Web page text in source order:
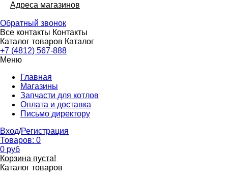
Адреса магазинов
Обратный звонок
Все контакты Контакты
Каталог товаров Каталог
+7 (4812) 567-888
Меню
Главная
Магазины
Запчасти для котлов
Оплата и доставка
Письмо директору
Вход/Регистрация
Товаров: 0
0 руб
Корзина пуста!
Каталог товаров